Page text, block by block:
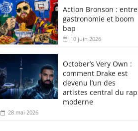
Action Bronson : entre
gastronomie et boom
bap
10 juin 2026
October’s Very Own :
comment Drake est
devenu l’un des
artistes central du rap
moderne
28 mai 2026